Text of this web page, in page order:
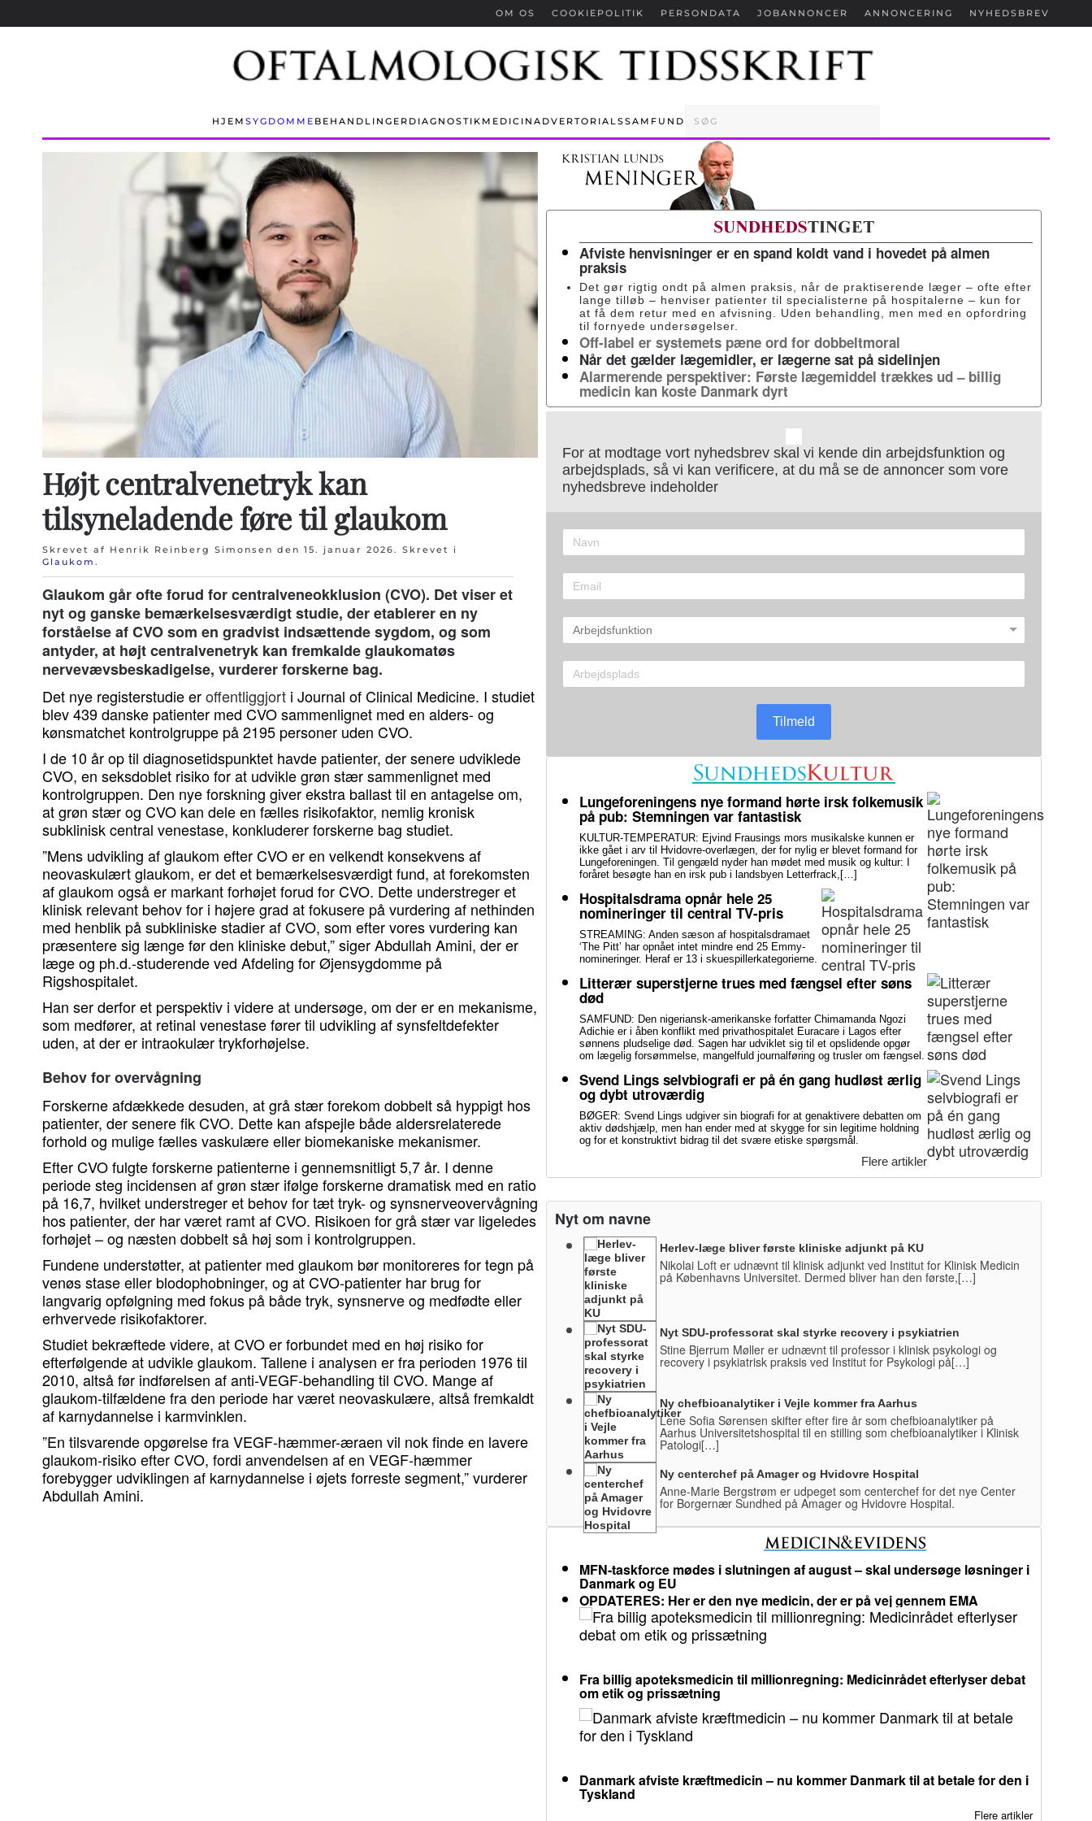
Skip to main content
OM OS COOKIEPOLITIK PERSONDATA JOBANNONCER ANNONCERING NYHEDSBREV
HJEM SYGDOMME BEHANDLINGER DIAGNOSTIK MEDICIN ADVERTORIALSSAMFUND
Højt centralvenetryk kan
tilsyneladende føre til glaukom
Skrevet af Henrik Reinberg Simonsen den 15. januar 2026. Skrevet i
Glaukom .
Glaukom går ofte forud for centralveneokklusion (CVO). Det viser et
nyt og ganske bemærkelsesværdigt studie, der etablerer en ny
forståelse af CVO som en gradvist indsættende sygdom, og som
antyder, at højt centralvenetryk kan fremkalde glaukomatøs
nervevævsbeskadigelse, vurderer forskerne bag.
Det nye registerstudie eroffentliggjort i Journal of Clinical Medicine. I studiet
blev 439 danske patienter med CVO sammenlignet med en alders- og
kønsmatchet kontrolgruppe på 2195 personer uden CVO.
I de 10 år op til diagnosetidspunktet havde patienter, der senere udviklede
CVO, en seksdoblet risiko for at udvikle grøn stær sammenlignet med
kontrolgruppen. Den nye forskning giver ekstra ballast til en antagelse om,
at grøn stær og CVO kan dele en fælles risikofaktor, nemlig kronisk
subklinisk central venestase, konkluderer forskerne bag studiet.
”Mens udvikling af glaukom efter CVO er en velkendt konsekvens af
neovaskulært glaukom, er det et bemærkelsesværdigt fund, at forekomsten
af glaukom også er markant forhøjet forud for CVO. Dette understreger et
klinisk relevant behov for i højere grad at fokusere på vurdering af nethinden
med henblik på subkliniske stadier af CVO, som efter vores vurdering kan
præsentere sig længe før den kliniske debut,” siger Abdullah Amini, der er
læge og ph.d.-studerende ved Afdeling for Øjensygdomme på
Rigshospitalet.
Han ser derfor et perspektiv i videre at undersøge, om der er en mekanisme,
som medfører, at retinal venestase fører til udvikling af synsfeltdefekter
uden, at der er intraokulær trykforhøjelse.
Behov for overvågning
Forskerne afdækkede desuden, at grå stær forekom dobbelt så hyppigt hos
patienter, der senere fik CVO. Dette kan afspejle både aldersrelaterede
forhold og mulige fælles vaskulære eller biomekaniske mekanismer.
Efter CVO fulgte forskerne patienterne i gennemsnitligt 5,7 år. I denne
periode steg incidensen af grøn stær ifølge forskerne dramatisk med en ratio
på 16,7, hvilket understreger et behov for tæt tryk- og synsnerveovervågning
hos patienter, der har været ramt af CVO. Risikoen for grå stær var ligeledes
forhøjet – og næsten dobbelt så høj som i kontrolgruppen.
Fundene understøtter, at patienter med glaukom bør monitoreres for tegn på
venøs stase eller blodophobninger, og at CVO-patienter har brug for
langvarig opfølgning med fokus på både tryk, synsnerve og medfødte eller
erhvervede risikofaktorer.
Studiet bekræftede videre, at CVO er forbundet med en høj risiko for
efterfølgende at udvikle glaukom. Tallene i analysen er fra perioden 1976 til
2010, altså før indførelsen af anti-VEGF-behandling til CVO. Mange af
glaukom-tilfældene fra den periode har været neovaskulære, altså fremkaldt
af karnydannelse i karmvinklen.
”En tilsvarende opgørelse fra VEGF-hæmmer-æraen vil nok finde en lavere
glaukom-risiko efter CVO, fordi anvendelsen af en VEGF-hæmmer
forebygger udviklingen af karnydannelse i øjets forreste segment,” vurderer
Abdullah Amini.
Afviste henvisninger er en spand koldt vand i hovedet på almen
praksis
Det gør rigtig ondt på almen praksis, når de praktiserende læger – ofte efter
lange tilløb – henviser patienter til specialisterne på hospitalerne – kun for
at få dem retur med en afvisning. Uden behandling, men med en opfordring
til fornyede undersøgelser.
Off-label er systemets pæne ord for dobbeltmoral
Når det gælder lægemidler, er lægerne sat på sidelinjen
Alarmerende perspektiver: Første lægemiddel trækkes ud – billig
medicin kan koste Danmark dyrt
For at modtage vort nyhedsbrev skal vi kende din arbejdsfunktion og
arbejdsplads, så vi kan verificere, at du må se de annoncer som vore
nyhedsbreve indeholder
Tilmeld
Lungeforeningens nye formand hørte irsk folkemusik
på pub: Stemningen var fantastisk
KULTUR-TEMPERATUR: Ejvind Frausings mors musikalske kunnen er
ikke gået i arv til Hvidovre-overlægen, der for nylig er blevet formand for
Lungeforeningen. Til gengæld nyder han mødet med musik og kultur: I
foråret besøgte han en irsk pub i landsbyen Letterfrack,[…]
Hospitalsdrama opnår hele 25
nomineringer til central TV-pris
STREAMING: Anden sæson af hospitalsdramaet
‘The Pitt’ har opnået intet mindre end 25 Emmy-
nomineringer. Heraf er 13 i skuespillerkategorierne.
Litterær superstjerne trues med fængsel efter søns
død
SAMFUND: Den nigeriansk-amerikanske forfatter Chimamanda Ngozi
Adichie er i åben konflikt med privathospitalet Euracare i Lagos efter
sønnens pludselige død. Sagen har udviklet sig til et opslidende opgør
om lægelig forsømmelse, mangelfuld journalføring og trusler om fængsel.
Svend Lings selvbiografi er på én gang hudløst ærlig
og dybt utroværdig
BØGER: Svend Lings udgiver sin biografi for at genaktivere debatten om
aktiv dødshjælp, men han ender med at skygge for sin legitime holdning
og for et konstruktivt bidrag til det svære etiske spørgsmål.
Flere artikler
Nyt om navne
Herlev-læge bliver første kliniske adjunkt på KU
Nikolai Loft er udnævnt til klinisk adjunkt ved Institut for Klinisk Medicin
på Københavns Universitet. Dermed bliver han den første,[…]
Nyt SDU-professorat skal styrke recovery i psykiatrien
Stine Bjerrum Møller er udnævnt til professor i klinisk psykologi og
recovery i psykiatrisk praksis ved Institut for Psykologi på[…]
Ny chefbioanalytiker i Vejle kommer fra Aarhus
Lene Sofia Sørensen skifter efter fire år som chefbioanalytiker på
Aarhus Universitetshospital til en stilling som chefbioanalytiker i Klinisk
Patologi[…]
Ny centerchef på Amager og Hvidovre Hospital
Anne-Marie Bergstrøm er udpeget som centerchef for det nye Center
for Borgernær Sundhed på Amager og Hvidovre Hospital.
MFN-taskforce mødes i slutningen af august – skal undersøge løsninger i
Danmark og EU
OPDATERES: Her er den nye medicin, der er på vej gennem EMA
Fra billig apoteksmedicin til millionregning: Medicinrådet efterlyser debat
om etik og prissætning
Danmark afviste kræftmedicin – nu kommer Danmark til at betale for den i
Tyskland
Flere artikler